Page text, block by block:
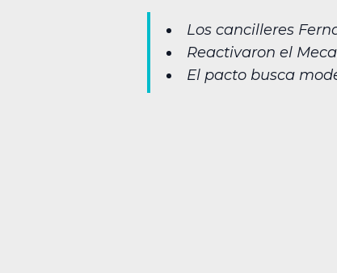
Los cancilleres
Reactivaron el
El pacto busca